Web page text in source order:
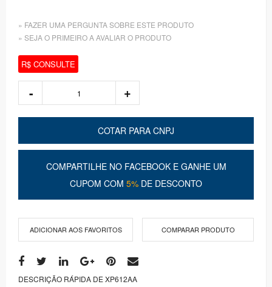
» FAZER UMA PERGUNTA SOBRE ESTE PRODUTO
» SEJA O PRIMEIRO A AVALIAR O PRODUTO
R$ CONSULTE
COTAR PARA CNPJ
COMPARTILHE NO FACEBOOK E GANHE UM
CUPOM COM 5% DE DESCONTO
ADICIONAR AOS FAVORITOS COMPARAR PRODUTO
DESCRIÇÃO RÁPIDA DE XP612AA